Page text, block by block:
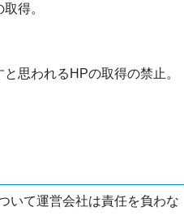
得。
思われるHPの取得の禁止。
いて運営会社は責任を負わな